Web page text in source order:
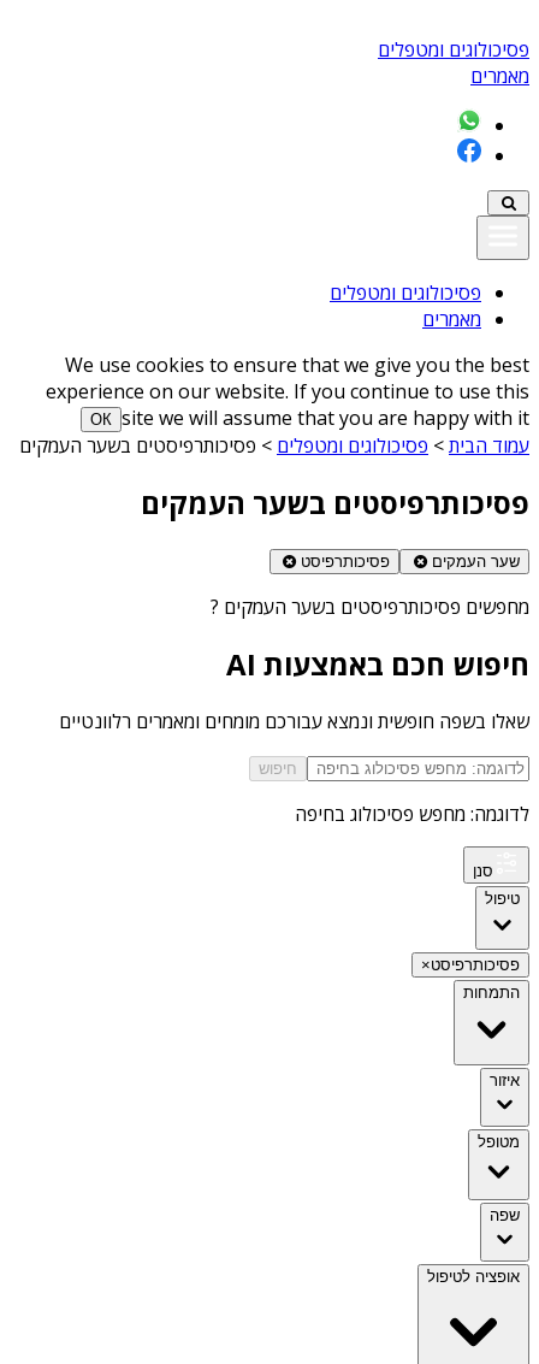
פסיכולוגים ומטפלים
מאמרים
פסיכולוגים ומטפלים
מאמרים
We use cookies to ensure that we give you the best
experience on our website. If you continue to use this
site we will assume that you are happy with it
ОК
עמוד הבית> פסיכולוגים ומטפלים > פסיכותרפיסטים בשער העמקים
פסיכותרפיסטים בשער העמקים
שער העמקים פסיכותרפיסט
מחפשים פסיכותרפיסטים בשער העמקים ?
חיפוש חכם באמצעות AI
שאלו בשפה חופשית ונמצא עבורכם מומחים ומאמרים רלוונטיים
חיפוש
לדוגמה: מחפש פסיכולוג בחיפה
סנן
טיפול
פסיכותרפיסט×
התמחות
איזור
מטופל
שפה
אופציה לטיפול